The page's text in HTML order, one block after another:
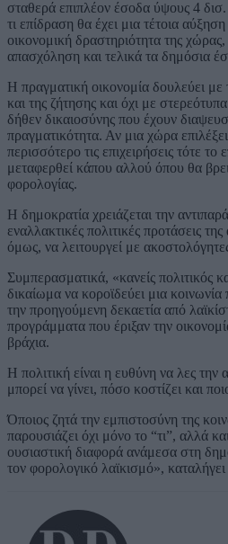
σταθερά επιπλέον έσοδα ύψους 4
τι επίδραση θα έχει μια τέτοια
οικονομική δραστηριότητα της χώρας,
απασχόληση και τελικά τα δημόσια
Η πραγματική οικονομία δουλεύει
και της ζήτησης και όχι με
δήθεν δικαιοσύνης που έχουν
πραγματικότητα. Αν μια χώρα
περισσότερο τις επιχειρήσεις τότε το
μεταφερθεί κάπου αλλού όπου θα
φορολογίας.
Η δημοκρατία χρειάζεται την
εναλλακτικές πολιτικές προτάσεις
όμως, να λειτουργεί με
Συμπερασματικά, «κανείς πολιτικός
δικαίωμα να κοροϊδεύει μια
την προηγούμενη δεκαετία από
προγράμματα που έριξαν την
βράχια.
Η πολιτική είναι η ευθύνη να λες την
μπορεί να γίνει, πόσο κοστίζει και
Όποιος ζητά την εμπιστοσύνη της
παρουσιάζει όχι μόνο το “τι”, αλλά
ουσιαστική διαφορά ανάμεσα στη
τον φορολογικό λαϊκισμό»,